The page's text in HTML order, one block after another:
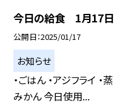
今日の給食 1月17
公開日 2025/01/17
お知らせ
・ごはん ・アジフライ ・
みかん 今日使用...